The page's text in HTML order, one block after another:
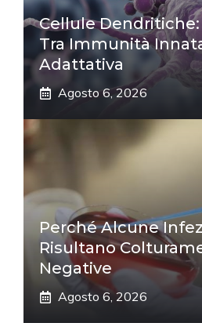
Cellule
Tra Immunità
Adattativa
Agosto 6, 2026
Perché Alcune
Risultano
Negative
Agosto 6, 2026